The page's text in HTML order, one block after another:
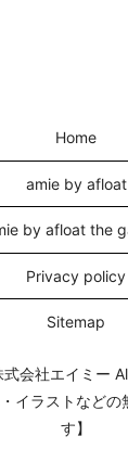
Home
amie by afloat
by afloat the
Privacy policy
Sitemap
会社エイミー
イラストなど
す】